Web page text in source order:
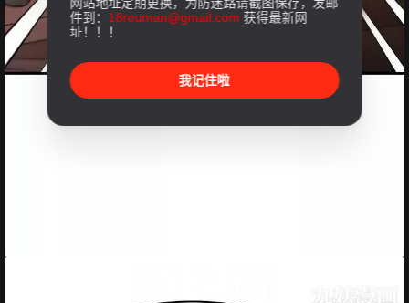
件到： 18rouman@gmail.com 获得最新网
址！！！
我记住啦